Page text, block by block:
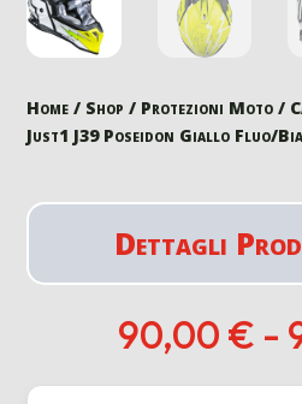
Home / Shop / Protezioni Moto /
Just1 J39 Poseidon Giallo Fluo/
Dettagli
90,00 € -